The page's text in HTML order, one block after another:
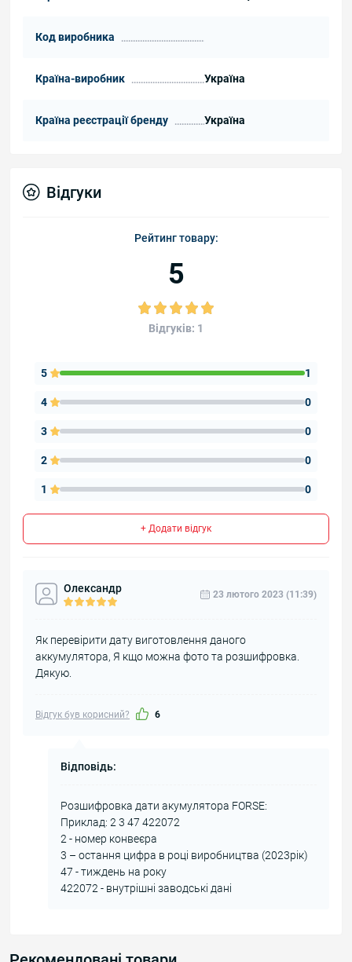
Код виробника
Країна-виробник Україна
Країна реєстрації бренду Україна
Відгуки
Рейтинг товару:
5
Відгуків: 1
5 1
4 0
3 0
2 0
1 0
+ Додати відгук
Олександр 23 лютого 2023 (11:39)
Як перевiрити дату виготовлення даного
аккумулятора, Я кщо можна фото та розшифровка.
Дякую.
Відгук був корисний? 6
Відповідь:
Розшифровка дати акумулятора FORSE:
Приклад: 2 3 47 422072
2 - номер конвеєра
3 – остання цифра в році виробництва (2023рік)
47 - тиждень на року
422072 - внутрішні заводські дані